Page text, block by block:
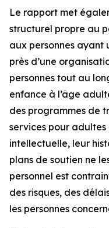
Le rapport met
structurel propre au
aux personnes ayant
près d’une
personnes tout au
enfance à l’âge
des programmes de
services pour
intellectuelle, leur
plans de soutien ne
personnel est
des risques, des
les personnes